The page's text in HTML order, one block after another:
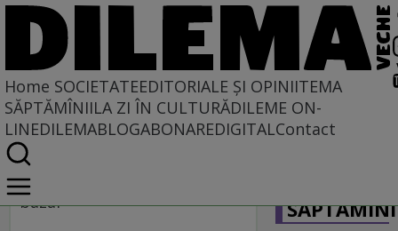
Home SOCIETATEEDITORIALE ȘI OPINIITEMA
SĂPTĂMÎNIILA ZI ÎN CULTURĂDILEME ON-
LINEDILEMABLOGABONAREDIGITALContact
Home
Societate
bazar